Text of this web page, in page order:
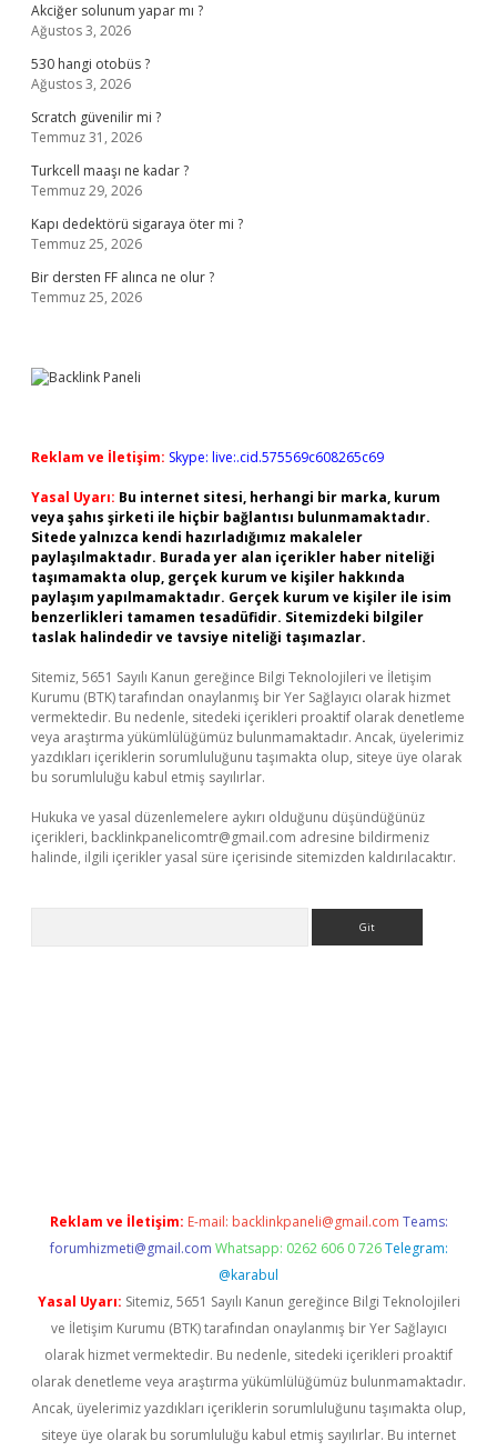
Akciğer solunum yapar mı ?
Ağustos 3, 2026
530 hangi otobüs ?
Ağustos 3, 2026
Scratch güvenilir mi ?
Temmuz 31, 2026
Turkcell maaşı ne kadar ?
Temmuz 29, 2026
Kapı dedektörü sigaraya öter mi ?
Temmuz 25, 2026
Bir dersten FF alınca ne olur ?
Temmuz 25, 2026
Reklam ve İletişim: Skype: live:.cid.575569c608265c69
Yasal Uyarı: Bu internet sitesi, herhangi bir marka, kurum
veya şahıs şirketi ile hiçbir bağlantısı bulunmamaktadır.
Sitede yalnızca kendi hazırladığımız makaleler
paylaşılmaktadır. Burada yer alan içerikler haber niteliği
taşımamakta olup, gerçek kurum ve kişiler hakkında
paylaşım yapılmamaktadır. Gerçek kurum ve kişiler ile isim
benzerlikleri tamamen tesadüfidir. Sitemizdeki bilgiler
taslak halindedir ve tavsiye niteliği taşımazlar.
Sitemiz, 5651 Sayılı Kanun gereğince Bilgi Teknolojileri ve İletişim
Kurumu (BTK) tarafından onaylanmış bir Yer Sağlayıcı olarak hizmet
vermektedir. Bu nedenle, sitedeki içerikleri proaktif olarak denetleme
veya araştırma yükümlülüğümüz bulunmamaktadır. Ancak, üyelerimiz
yazdıkları içeriklerin sorumluluğunu taşımakta olup, siteye üye olarak
bu sorumluluğu kabul etmiş sayılırlar.
Hukuka ve yasal düzenlemelere aykırı olduğunu düşündüğünüz
içerikleri, backlinkpanelicomtr@gmail.com adresine bildirmeniz
halinde, ilgili içerikler yasal süre içerisinde sitemizden kaldırılacaktır.
Reklam ve İletişim: E-mail: backlinkpaneli@gmail.com Teams:
forumhizmeti@gmail.com Whatsapp: 0262 606 0 726 Telegram:
@karabul
Yasal Uyarı: Sitemiz, 5651 Sayılı Kanun gereğince Bilgi Teknolojileri
ve İletişim Kurumu (BTK) tarafından onaylanmış bir Yer Sağlayıcı
olarak hizmet vermektedir. Bu nedenle, sitedeki içerikleri proaktif
olarak denetleme veya araştırma yükümlülüğümüz bulunmamaktadır.
Ancak, üyelerimiz yazdıkları içeriklerin sorumluluğunu taşımakta olup,
siteye üye olarak bu sorumluluğu kabul etmiş sayılırlar. Bu internet